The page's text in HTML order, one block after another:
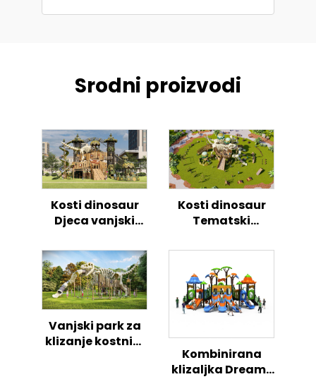
Srodni proizvodi
Kosti dinosaur
Djeca vanjski
tobogan
Kosti dinosaur
Tematski
igrališta
penjanje
tobogan Set za
djecu
Vanjski park za
klizanje kostnim
Kombinirana
klizaljka Dreams